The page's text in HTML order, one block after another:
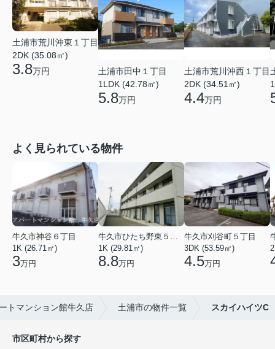
土浦市荒川沖東１丁目
2DK (35.08㎡)
3.8万円
土浦市田中１丁目
1LDK (42.78㎡)
5.8万円
土浦市荒川沖西１丁目
2DK (34.51㎡)
4.4万円
よく見られている物件
牛久市神谷６丁目
1K (26.71㎡)
3万円
牛久市ひたち野東５丁目
1K (29.81㎡)
8.8万円
牛久市刈谷町５丁目
3DK (53.59㎡)
4.5万円
トマンション館牛久店 土浦市の物件一覧 スカイハイツC
市区町村から探す